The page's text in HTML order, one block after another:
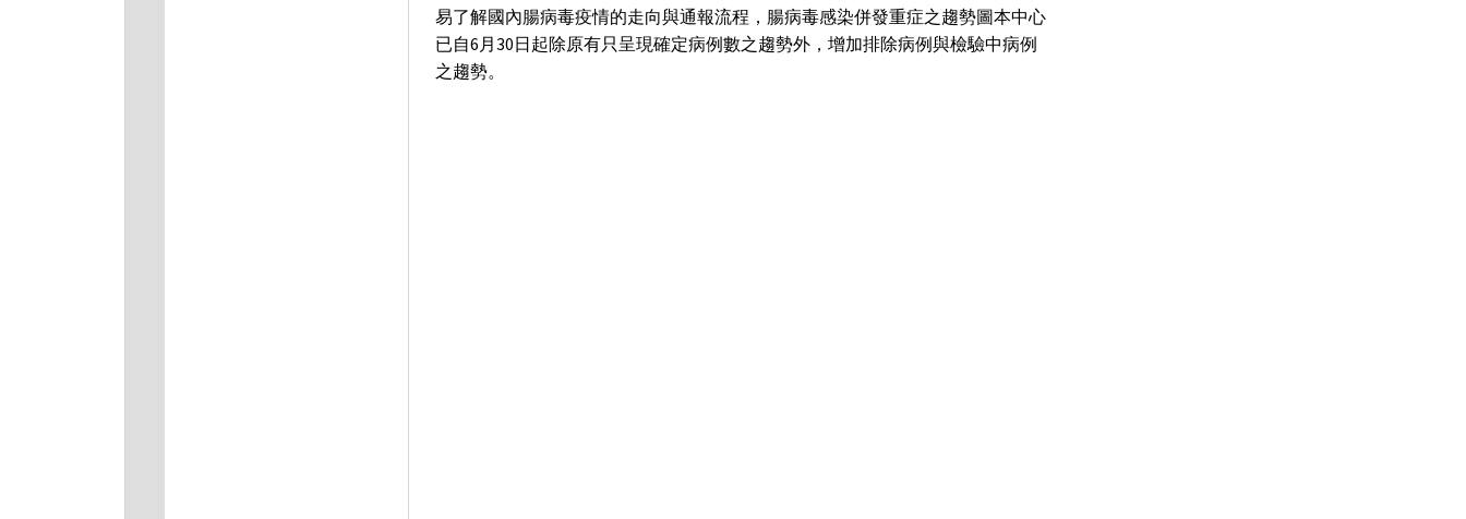
易了解國內腸病毒疫情的走向與通報流程，腸病毒感染併發重症之趨勢圖本中心
已自6月30日起除原有只呈現確定病例數之趨勢外，增加排除病例與檢驗中病例
之趨勢。